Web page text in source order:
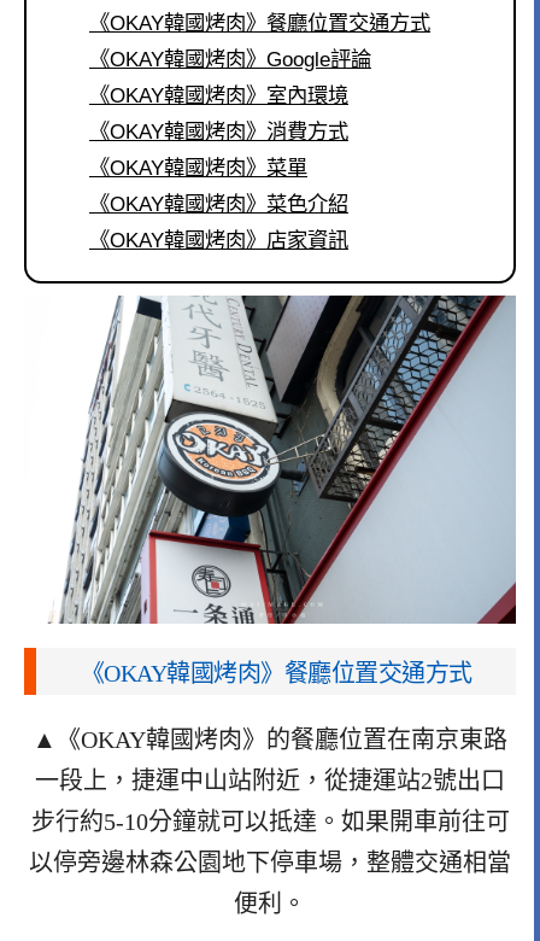
《OKAY韓國烤肉》餐廳位置交通方式
《OKAY韓國烤肉》Google評論
《OKAY韓國烤肉》室內環境
《OKAY韓國烤肉》消費方式
《OKAY韓國烤肉》菜單
《OKAY韓國烤肉》菜色介紹
《OKAY韓國烤肉》店家資訊
《OKAY韓國烤肉》餐廳位置交通方式
▲《OKAY韓國烤肉》的餐廳位置在南京東路
一段上，捷運中山站附近，從捷運站2號出口
步行約5-10分鐘就可以抵達。如果開車前往可
以停旁邊林森公園地下停車場，整體交通相當
便利。